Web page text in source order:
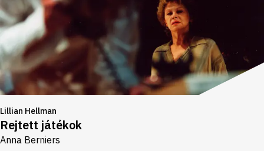
Lillian Hellman
Rejtett játékok
Anna Berniers